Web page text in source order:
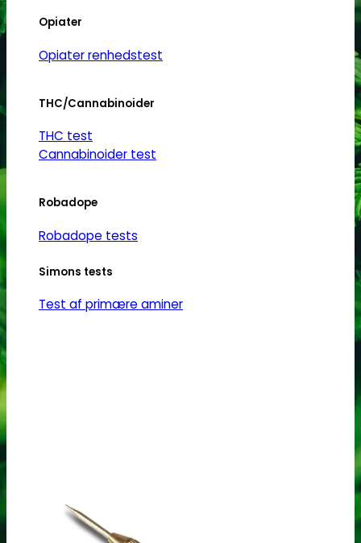
Opiater
Opiater renhedstest
THC/Cannabinoider
THC test
Cannabinoider test
Robadope
Robadope tests
Simons tests
Test af primære aminer